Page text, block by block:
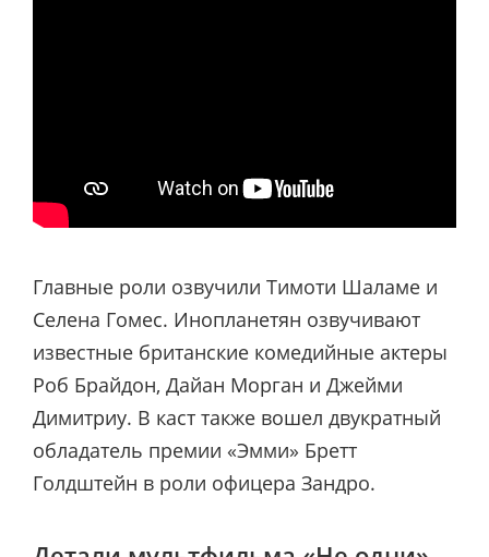
Главные роли озвучили Тимоти Шаламе и
Селена Гомес. Инопланетян озвучивают
известные британские комедийные актеры
Роб Брайдон, Дайан Морган и Джейми
Димитриу. В каст также вошел двукратный
обладатель премии «Эмми» Бретт
Голдштейн в роли офицера Зандро.